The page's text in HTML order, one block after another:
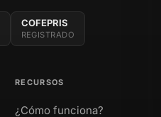
COFEPRIS
REGISTRADO
RECURSOS
¿Cómo funciona?